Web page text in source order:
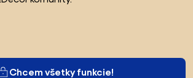
Chcem všetky funkcie!